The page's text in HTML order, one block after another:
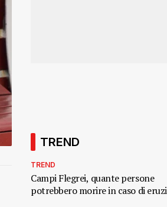
TREND
TREND
Campi Flegrei, quante persone
potrebbero morire in caso di